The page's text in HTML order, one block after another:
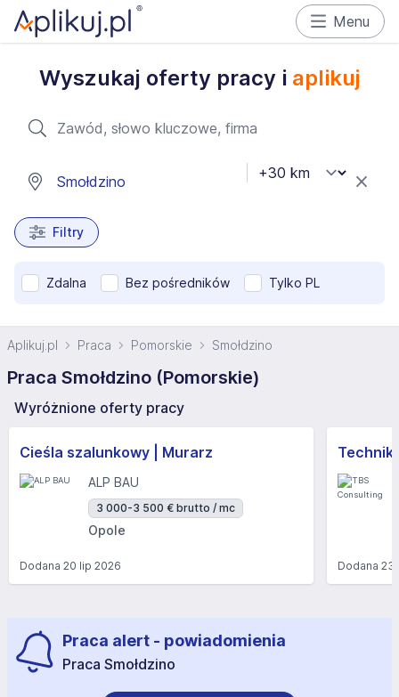
Menu
Wyszukaj oferty pracy i aplikuj
Filtry
Zdalna Bez pośredników Tylko PL
Aplikuj.pl Praca Pomorskie Smołdzino
Praca Smołdzino (Pomorskie)
Wyróżnione oferty pracy
Cieśla szalunkowy | Murarz
ALP BAU
3 000-3 500 € brutto / mc
Opole
Dodana 20 lip 2026 Dodana23
Praca alert - powiadomienia
Praca Smołdzino